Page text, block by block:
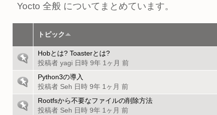
Yocto 全般 についてまとめています。
トピック
リ
ト
上
部
に
Hobとは? Toasterとは?
投稿者 yagi 日時 9年 1ヶ月 前
リ
ト
上
Python3の導入
投稿者 Seh 日時 9年 1ヶ月 前
リ
Rootfsから不要なファイルの削除方法
投稿者 Seh 日時 9年 1ヶ月 前